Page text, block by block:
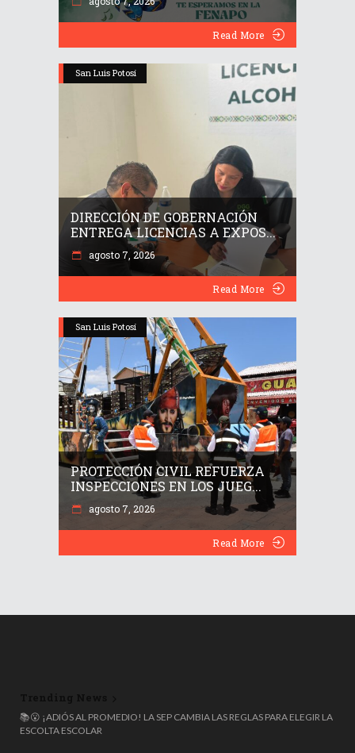
Read More
San Luis Potosí
DIRECCIÓN DE GOBERNACIÓN
ENTREGA LICENCIAS A EXPOS...
agosto 7, 2026
Read More
San Luis Potosí
PROTECCIÓN CIVIL REFUERZA
INSPECCIONES EN LOS JUEG...
agosto 7, 2026
Read More
📚😮 ¡ADIÓS AL PROMEDIO! LA SEP CAMBIA LAS REGLAS PARA ELEGIR LA
ESCOLTA ESCOLAR
📝 UNAM CANCELA CONTRATO CON TERRITORIUM LIFE Y APLICARÁ
TRES AUDITORÍAS TRAS ESCÁNDALO DE TRAMPAS EN EXAMEN DE